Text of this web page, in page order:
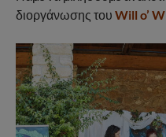
διοργάνωσης του Will o’